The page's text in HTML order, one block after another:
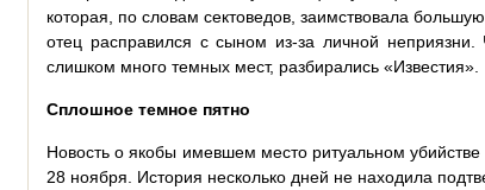
которая, по словам сектоведов, заимствовала
отец расправился с сыном из-за личной
слишком много темных мест, разбирались «Известия».
Сплошное темное пятно
Новость о якобы имевшем место ритуальном
28 ноября. История несколько дней не находила